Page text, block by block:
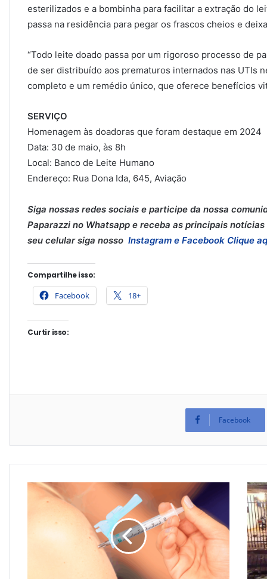
esterilizados e a bombinha para facilitar a extração do
passa na residência para pegar os frascos cheios e
“Todo leite doado passa por um rigoroso processo de
de ser distribuído aos prematuros internados nas UTIs
completo e um remédio único, que oferece benefícios
SERVIÇO
Homenagem às doadoras que foram destaque em 2024
Data: 30 de maio, às 8h
Local: Banco de Leite Humano
Endereço: Rua Dona Ida, 645, Aviação
Siga nossas redes sociais e participe da nossa
Paparazzi no Whatsapp e receba as principais
seu celular siga nosso Instagram e Facebook Clique
Compartilhe isso:
Facebook 18+
Curtir isso:
Facebook